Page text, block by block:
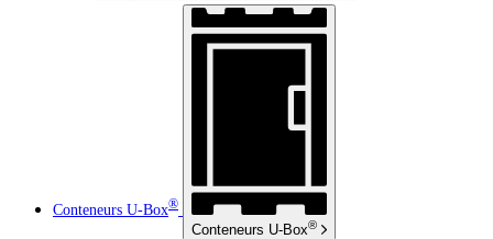
Conteneurs U-Box®
Conteneurs U-Box®